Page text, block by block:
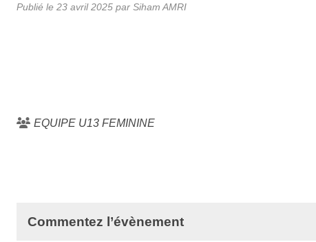
Publié le 23 avril 2025 par Siham AMRI
EQUIPE U13 FEMININE
Commentez l’évènement